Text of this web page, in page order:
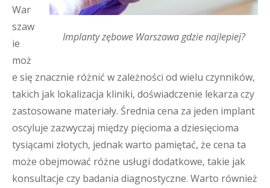
Implanty zębowe Warszawa gdzie najlepiej?
War
szaw
ie
moż
e się znacznie różnić w zależności od wielu czynników,
takich jak lokalizacja kliniki, doświadczenie lekarza czy
zastosowane materiały. Średnia cena za jeden implant
oscyluje zazwyczaj między pięcioma a dziesięcioma
tysiącami złotych, jednak warto pamiętać, że cena ta
może obejmować różne usługi dodatkowe, takie jak
konsultacje czy badania diagnostyczne. Warto również